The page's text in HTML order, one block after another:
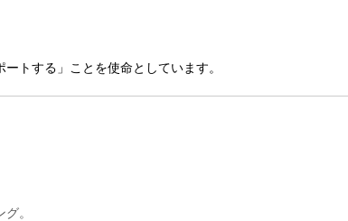
トする」ことを使命としています。
。